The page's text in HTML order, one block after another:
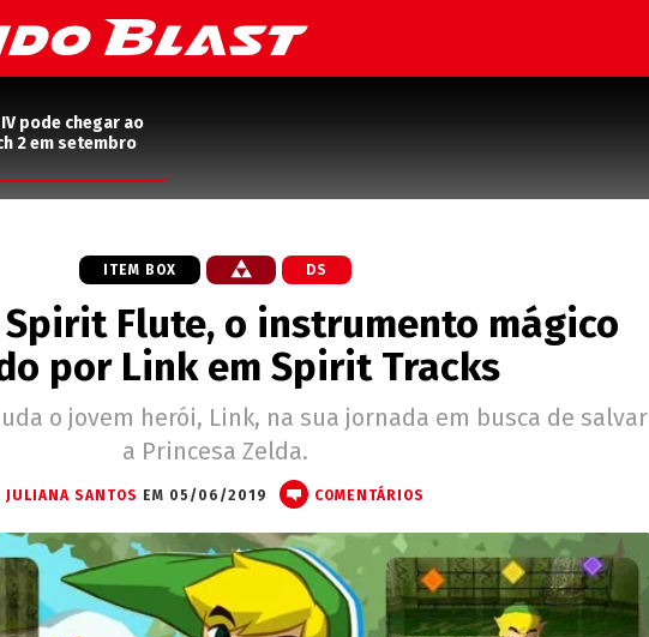
pode chegar ao
2 em setembro
ITEM BOX DS
Spirit Flute, o instrumento mágico
por Link em Spirit Tracks
o jovem herói, Link, na sua jornada em busca de salvar
a Princesa Zelda.
JULIANA SANTOS EM 05/06/2019 COMENTÁRIOS